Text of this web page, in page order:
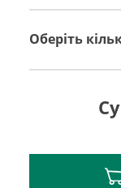
Оберіть